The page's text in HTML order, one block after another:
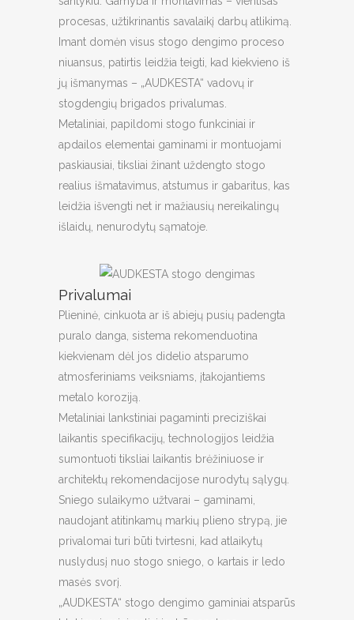
procesas, užtikrinantis savalaikį darbų atlikimą.
Imant domėn visus stogo dengimo proceso
niuansus, patirtis leidžia teigti, kad kiekvieno iš
jų išmanymas – „AUDKESTA“ vadovų ir
stogdengių brigados privalumas.
Metaliniai, papildomi stogo funkciniai ir
apdailos elementai gaminami ir montuojami
paskiausiai, tiksliai žinant uždengto stogo
realius išmatavimus, atstumus ir gabaritus, kas
leidžia išvengti net ir mažiausių nereikalingų
išlaidų, nenurodytų sąmatoje.
Privalumai
Plieninė, cinkuota ar iš abiejų pusių padengta
puralo danga, sistema rekomenduotina
kiekvienam dėl jos didelio atsparumo
atmosferiniams veiksniams, įtakojantiems
metalo koroziją.
Metaliniai lankstiniai pagaminti preciziškai
laikantis specifikacijų, technologijos leidžia
sumontuoti tiksliai laikantis brėžiniuose ir
architektų rekomendacijose nurodytų sąlygų.
Sniego sulaikymo užtvarai – gaminami,
naudojant atitinkamų markių plieno strypą, jie
privalomai turi būti tvirtesni, kad atlaikytų
nuslydusį nuo stogo sniego, o kartais ir ledo
masės svorį.
„AUDKESTA“ stogo dengimo gaminiai atsparūs